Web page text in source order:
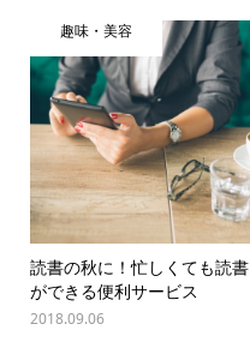
趣味・美容
読書の秋に！忙しくても読書
ができる便利サービス
2018.09.06